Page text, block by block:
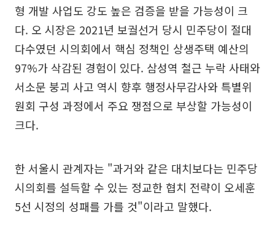
형 개발 사업도 강도 높은 검증을 받을 가능성이 크
다. 오 시장은 2021년 보궐선거 당시 민주당이 절대
다수였던 시의회에서 핵심 정책인 상생주택 예산의
97%가 삭감된 경험이 있다. 삼성역 철근 누락 사태와
서소문 붕괴 사고 역시 향후 행정사무감사와 특별위
원회 구성 과정에서 주요 쟁점으로 부상할 가능성이
크다.
한 서울시 관계자는 "과거와 같은 대치보다는 민주당
시의회를 설득할 수 있는 정교한 협치 전략이 오세훈
5선 시정의 성패를 가를 것"이라고 말했다.